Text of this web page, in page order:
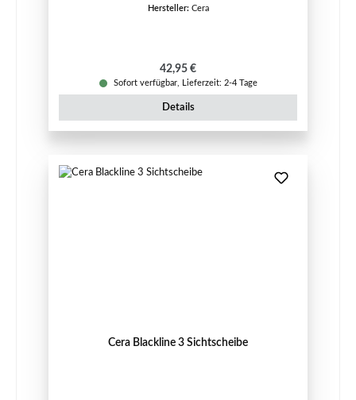
Hersteller: Cera
Regulärer Preis:
42,95 €
Sofort verfügbar, Lieferzeit: 2-4 Tage
Details
Cera Blackline 3 Sichtscheibe